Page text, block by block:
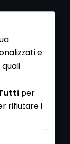
realizzata
nostra
aver letto
e
per
rifiutare i